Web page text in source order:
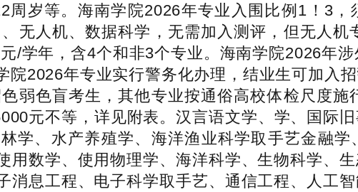
岁等。海南学院2026年专业入围比例1！3
无人机、数据科学，无需加入测评，但无人
/学年，含4个和非3个专业。海南学院2026年
2026年专业实行警务化办理，结业生可加入
弱色盲考生，其他专业按通俗高校体检尺度
元不等，详见附表。汉言语文学、学、国际
学、水产养殖学、海洋渔业科学取手艺金融
用数学、使用物理学、海洋科学、生物科学、
消息工程、电子科学取手艺、通信工程、人工